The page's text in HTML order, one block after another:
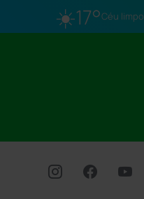
☀️17°Céu limpo